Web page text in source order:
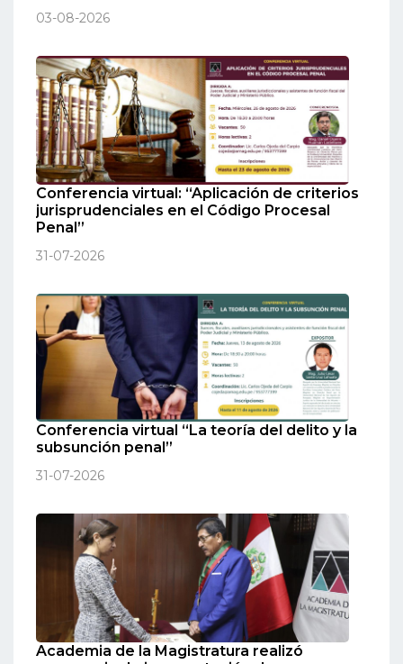
03-08-2026
Conferencia virtual: “Aplicación de criterios
jurisprudenciales en el Código Procesal
Penal”
31-07-2026
Conferencia virtual “La teoría del delito y la
subsunción penal”
31-07-2026
Academia de la Magistratura realizó